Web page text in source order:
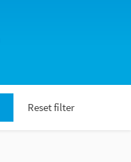
Reset filter